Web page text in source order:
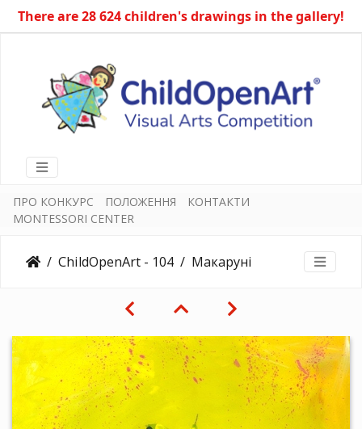
There are 28 624 children's drawings in the gallery!
ПРО КОНКУРС ПОЛОЖЕННЯ
КОНТАКТИ
MONTESSORI CENTER
ChildOpenArt - 104 Макаруні